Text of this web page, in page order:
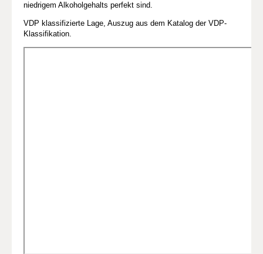
niedrigem Alkoholgehalts perfekt sind.
VDP klassifizierte Lage, Auszug aus dem Katalog der VDP-
Klassifikation.